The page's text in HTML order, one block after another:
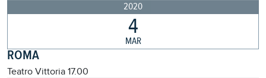
2020
4
MAR
ROMA
Teatro Vittoria 17.00